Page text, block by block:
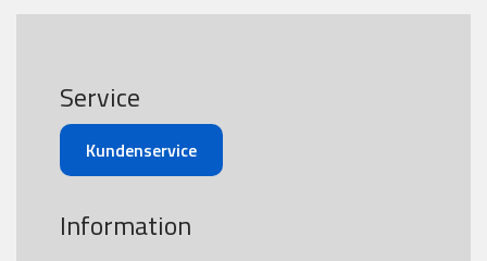
Service
Kundenservice
Information